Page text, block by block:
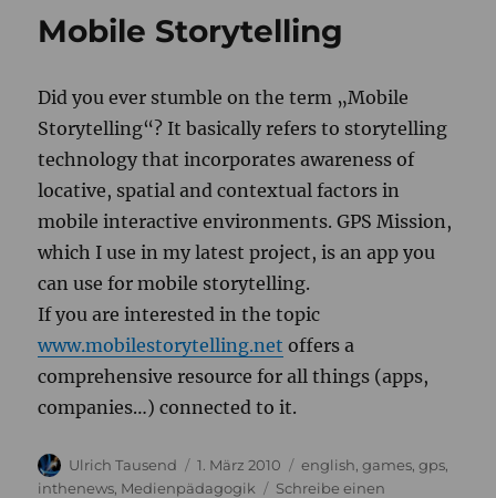
Mobile Storytelling
Did you ever stumble on the term „Mobile
Storytelling“? It basically refers to storytelling
technology that incorporates awareness of
locative, spatial and contextual factors in
mobile interactive environments. GPS Mission,
which I use in my latest project, is an app you
can use for mobile storytelling.
If you are interested in the topic
www.mobilestorytelling.net offers a
comprehensive resource for all things (apps,
companies…) connected to it.
Autor
Ulrich Tausend
Veröffentlicht
am
1. März 2010 Kategorien
english ,games ,gps
inthenews Medienpädagogik
Schreibe einen